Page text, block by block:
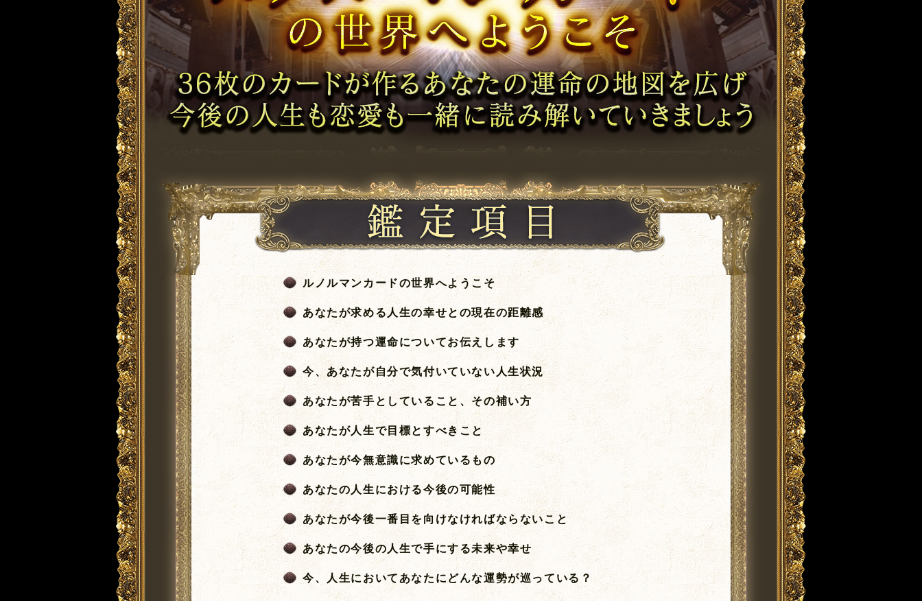
ルノルマンカードの世界へようこそ
あなたが求める人生の幸せとの現在の距離感
あなたが持つ運命についてお伝えします
今、あなたが自分で気付いていない人生状況
あなたが苦手としていること、その補い方
あなたが人生で目標とすべきこと
あなたが今無意識に求めているもの
あなたの人生における今後の可能性
あなたが今後一番目を向けなければならないこと
あなたの今後の人生で手にする未来や幸せ
今、人生においてあなたにどんな運勢が巡っている？